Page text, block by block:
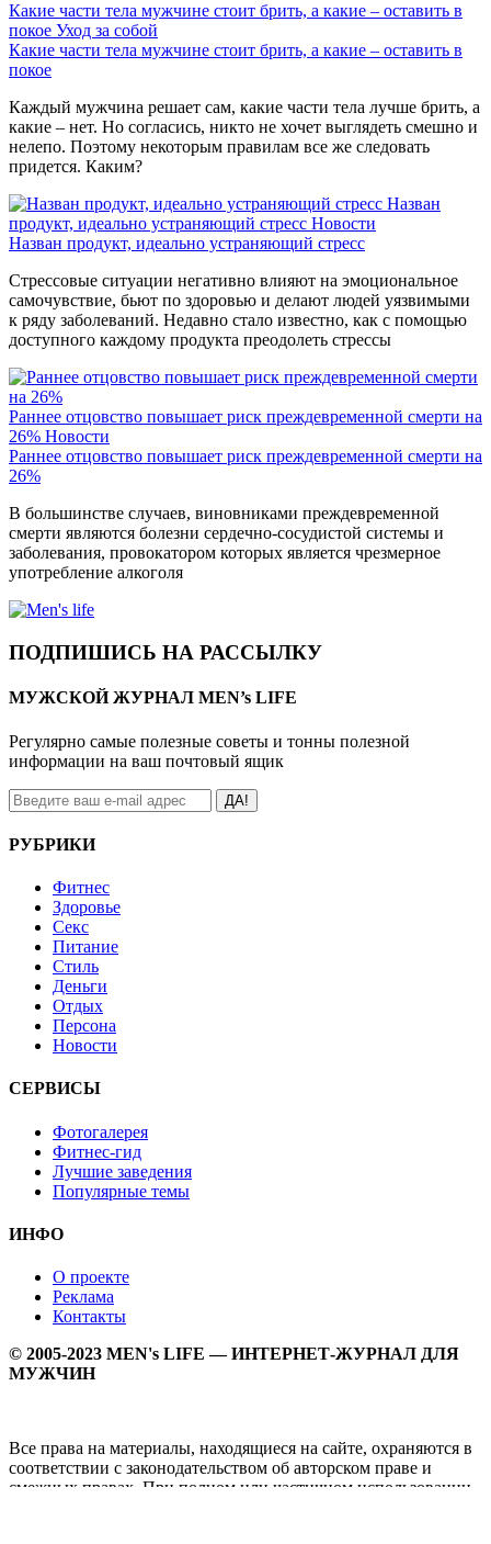
Какие части тела мужчине стоит брить, а какие – оставить в
покое Уход за собой
Какие части тела мужчине стоит брить, а какие – оставить в
покое
Каждый мужчина решает сам, какие части тела лучше брить, а
какие – нет. Но согласись, никто не хочет выглядеть смешно и
нелепо. Поэтому некоторым правилам все же следовать
придется. Каким?
Назван
продукт, идеально устраняющий стресс Новости
Назван продукт, идеально устраняющий стресс
Стрессовые ситуации негативно влияют на эмоциональное
самочувствие, бьют по здоровью и делают людей уязвимыми
к ряду заболеваний. Недавно стало известно, как с помощью
доступного каждому продукта преодолеть стрессы
Раннее отцовство повышает риск преждевременной смерти на
26% Новости
Раннее отцовство повышает риск преждевременной смерти на
26%
В большинстве случаев, виновниками преждевременной
смерти являются болезни сердечно-сосудистой системы и
заболевания, провокатором которых является чрезмерное
употребление алкоголя
ПОДПИШИСЬ НА РАССЫЛКУ
МУЖСКОЙ ЖУРНАЛ MEN’s LIFE
Регулярно самые полезные советы и тонны полезной
информации на ваш почтовый ящик
ДА!
РУБРИКИ
Фитнес
Здоровье
Секс
Питание
Стиль
Деньги
Отдых
Персона
Новости
СЕРВИСЫ
Фотогалерея
Фитнес-гид
Лучшие заведения
Популярные темы
ИНФО
О проекте
Реклама
Контакты
© 2005-2023 MEN's LIFE — ИНТЕРНЕТ-ЖУРНАЛ ДЛЯ
МУЖЧИН
Все права на материалы, находящиеся на сайте, охраняются в
соответствии с законодательством об авторском праве и
смежных правах. При полном или частичном использовании